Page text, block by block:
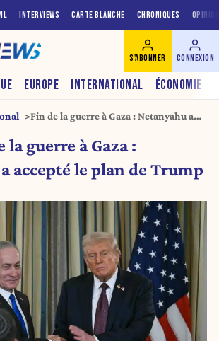
NL INTERVIEWS CARTE BLANCHE CHRONIQUES
EUROPE INTERNATIONAL ÉCONOMIE
S'ABONNER CONNEXION
Fin de la guerre à Gaza : Netanyahu a
la guerre à Gaza :
accepté le plan de Trump